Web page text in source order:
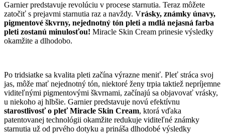
Garnier predstavuje revolúciu v procese starnutia. Teraz môžete
zatočiť s prejavmi starnutia raz a navždy. Vrásky, známky únavy,
pigmentové škvrny, nejednotný tón pleti a mdlá nejasná farba
pleti zostanú minulosťou! Miracle Skin Cream prinesie výsledky
okamžite a dlhodobo.
Po tridsiatke sa kvalita pleti začína výrazne meniť. Pleť stráca svoj
jas, môže mať nejednotný tón, niektoré ženy trpia taktiež nepríjemne
viditeľnými pigmentovými škvrnami, začínajú sa objavovať vrásky,
u niekoho aj hlbšie. Garnier predstavuje novú efektívnu
starostlivosť o pleť Miracle Skin Cream, ktorá vďaka
patentovanej technológii okamžite redukuje viditeľné známky
starnutia už od prvého dotyku a prináša dlhodobé výsledky